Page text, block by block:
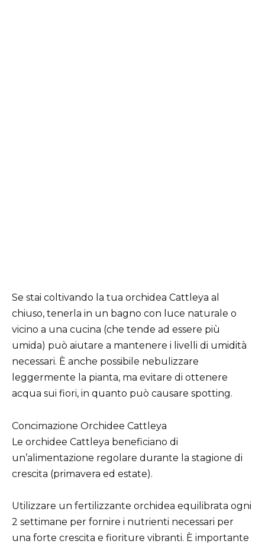
Se stai coltivando la tua orchidea Cattleya al
chiuso, tenerla in un bagno con luce naturale o
vicino a una cucina (che tende ad essere più
umida) può aiutare a mantenere i livelli di umidità
necessari. È anche possibile nebulizzare
leggermente la pianta, ma evitare di ottenere
acqua sui fiori, in quanto può causare spotting.
Concimazione Orchidee Cattleya
Le orchidee Cattleya beneficiano di
un’alimentazione regolare durante la stagione di
crescita (primavera ed estate).
Utilizzare un fertilizzante orchidea equilibrata ogni
2 settimane per fornire i nutrienti necessari per
una forte crescita e fioriture vibranti. È importante